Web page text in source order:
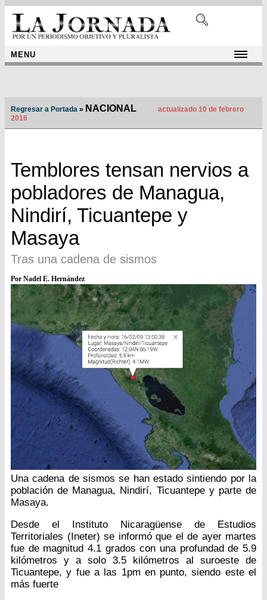
MENU
Regresar a Portada » NACIONAL
actualizado 10 de febrero
2016
Temblores tensan nervios a
pobladores de Managua,
Nindirí, Ticuantepe y
Masaya
Tras una cadena de sismos
Por Nadel E. Hernández
Una cadena de sismos se han estado sintiendo por la
población de Managua, Nindirí, Ticuantepe y parte de
Masaya.
Desde el Instituto Nicaragüense de Estudios
Territoriales (Ineter) se informó que el de ayer martes
fue de magnitud 4.1 grados con una profundad de 5.9
kilómetros y a solo 3.5 kilómetros al suroeste de
Ticuantepe, y fue a las 1pm en punto, siendo este el
más fuerte